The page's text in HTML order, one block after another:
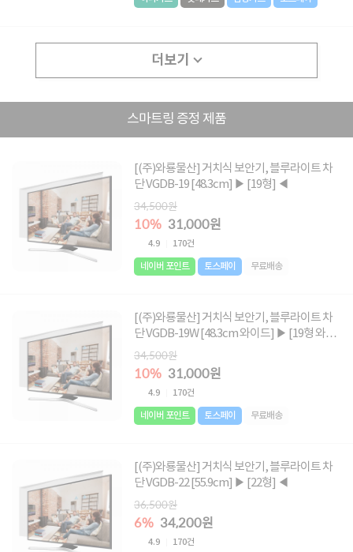
더보기
스마트링 증정 제품
[(주)와룡물산] 거치식 보안기, 블루라이트 차
단 VGDB-19 [48.3cm] ▶ [19형] ◀
34,500원
10% 31,000원
4.9 170건
네이버 포인트 토스페이 무료배송
[(주)와룡물산] 거치식 보안기, 블루라이트 차
단 VGDB-19W [48.3cm 와이드] ▶ [19형 와이
드] ◀
34,500원
10% 31,000원
4.9 170건
네이버 포인트 토스페이 무료배송
[(주)와룡물산] 거치식 보안기, 블루라이트 차
단 VGDB-22 [55.9cm] ▶ [22형] ◀
36,500원
6% 34,200원
4.9 170건